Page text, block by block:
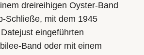
dreireihigen Oyster-Band
Schließe, mit dem 1945
eingeführten
Band oder mit einem